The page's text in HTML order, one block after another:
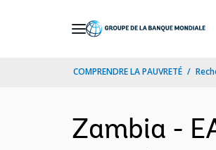
COMPRENDRE LA PAUVRETÉ
Zambia -